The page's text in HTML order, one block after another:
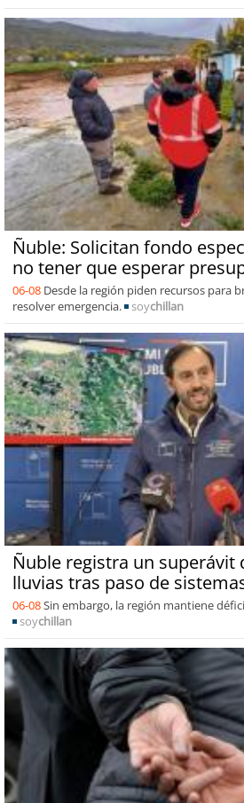
Ñuble: Solicitan fondo
no tener que esperar
06-08 Desde la región piden recursos para
resolver emergencia.
soychillan
Ñuble registra un superávit
lluvias tras paso de
06-08Sin embargo, la región mantiene
soychillan